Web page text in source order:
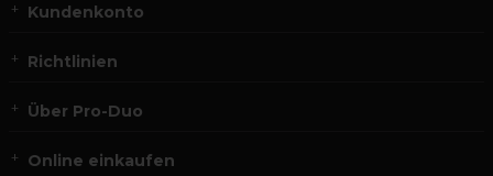
Kundenkonto
Richtlinien
Über Pro-Duo
Online einkaufen